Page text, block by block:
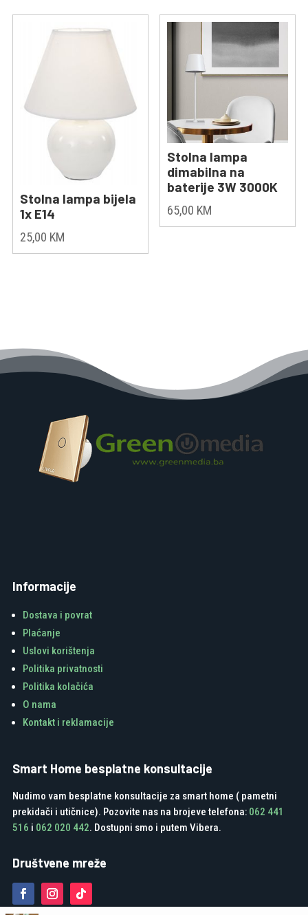
82,00 KM.76,00
Stolna lampa bijela
1x E14
25,00 KM
Stolna lampa
dimabilna na
baterije 3W 3000K
65,00 KM
Informacije
Dostava i povrat
Plaćanje
Uslovi korištenja
Politika privatnosti
Politika kolačića
O nama
Kontakt i reklamacije
Smart Home besplatne konsultacije
Nudimo vam besplatne konsultacije za smart home ( pametni
prekidači i utičnice). Pozovite nas na brojeve telefona: 062 441
516 i 062 020 442. Dostupni smo i putem Vibera.
Društvene mreže